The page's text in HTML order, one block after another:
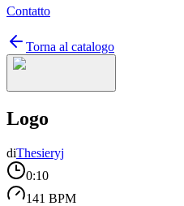
Contatto
Torna al catalogo
Logo
diThesieryj
0:10
141 BPM